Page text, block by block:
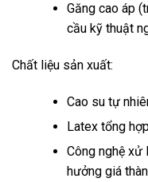
Găng cao áp
cầu kỹ thuật
Chất liệu sản xuất:
Cao su tự
Latex tổng
Công nghệ xử
hưởng giá